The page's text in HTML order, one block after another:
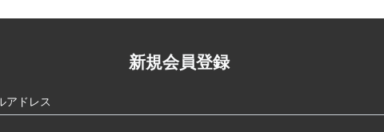
新規会員登録
アドレス